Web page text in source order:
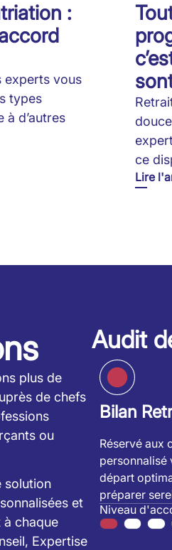
:
experts vous
types
à d’autres
ce
Lire
plus de
de chefs
ou
solution
et
chaque
Expertise
Audit
Bilan
Réservé aux
personnalisé
départ
préparer
Niveau